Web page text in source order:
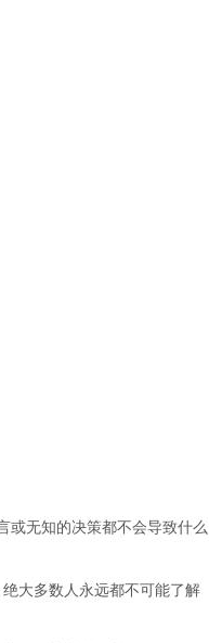
或无知的决策都不会导致什么
大多数人永远都不可能了解